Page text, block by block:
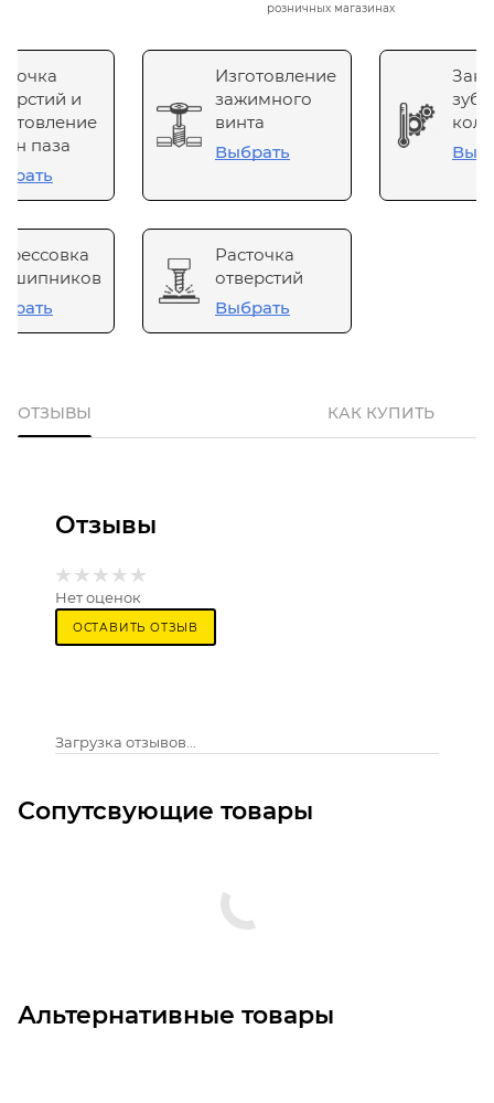
розничных магазинах
и
паза
Изготовление
зажимного
винта
Выбрать
Расточка
отверстий
Выбрать
ОТЗЫВЫ КАК КУПИТЬ
Отзывы
Нет оценок
ОСТАВИТЬ ОТЗЫВ
Загрузка отзывов...
Сопутсвующие товары
Альтернативные товары